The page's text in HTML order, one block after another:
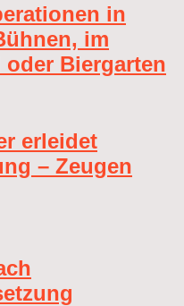
in
im
Biergarten
erleidet
– Zeugen